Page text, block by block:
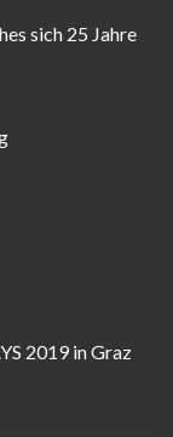
sich 25 Jahre
2019 in Graz